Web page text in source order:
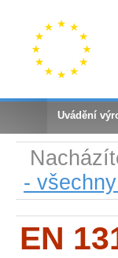
Uvádění
-
EN